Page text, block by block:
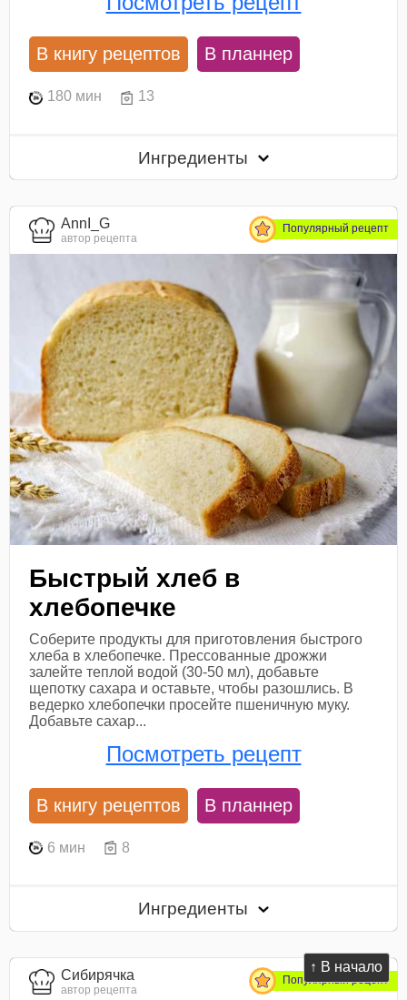
↑ В начало
В книгу рецептов В планнер
180 мин 13
Ингредиенты
AnnI_G
автор рецепта
Популярный рецепт
Быстрый хлеб в
хлебопечке
Соберите продукты для приготовления быстрого
хлеба в хлебопечке. Прессованные дрожжи
залейте теплой водой (30-50 мл), добавьте
щепотку сахара и оставьте, чтобы разошлись. В
ведерко хлебопечки просейте пшеничную муку.
Добавьте сахар...
Посмотреть рецепт
В книгу рецептов В планнер
6 мин 8
Ингредиенты
Сибирячка
автор рецепта
Популярный рецепт